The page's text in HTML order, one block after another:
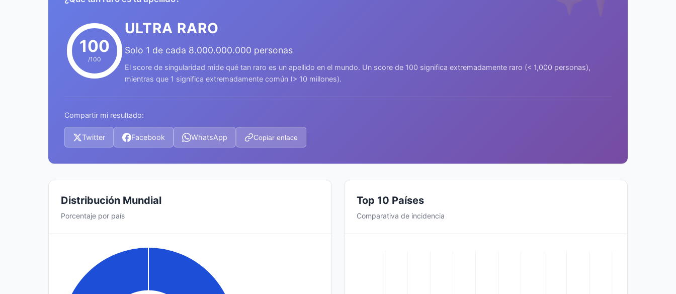
100
/100
ULTRA RARO
Solo 1 de cada 8.000.000.000 personas
El score de singularidad mide qué tan raro es un apellido en el mundo. Un score de 100 significa extremadamente raro (< 1,000 personas),
mientras que 1 significa extremadamente común (> 10 millones).
Compartir mi resultado:
Twitter Facebook WhatsApp Copiar enlace
Distribución Mundial
Porcentaje por país
Top 10 Países
Comparativa de incidencia